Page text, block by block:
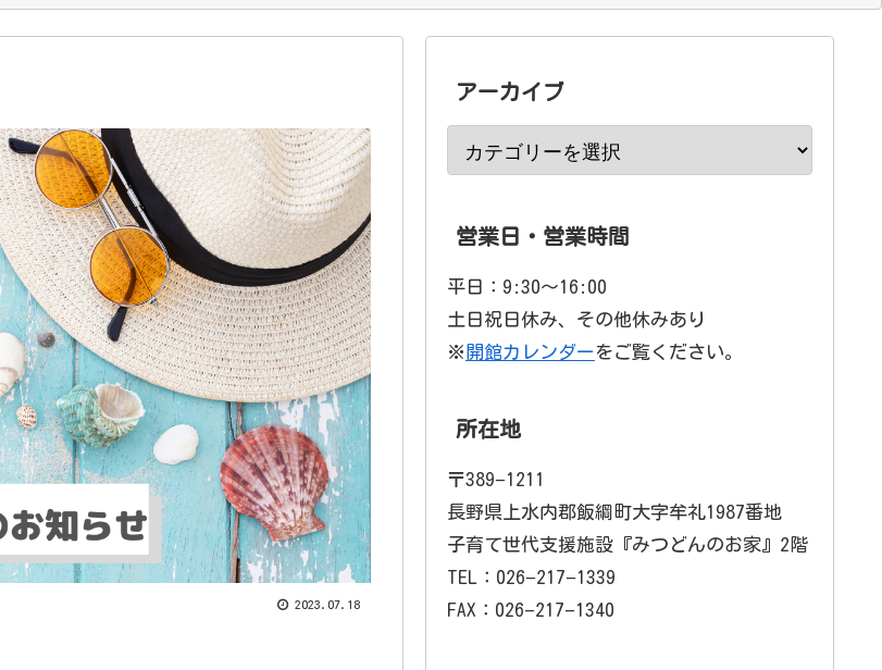
2023.07.18
アーカイブ
営業日・営業時間
平日：9:30〜16:00
土日祝日休み、その他休みあり
※ 開館カレンダーをご覧ください。
所在地
〒389−1211
長野県上水内郡飯綱町大字牟礼1987番地
子育て世代支援施設『みつどんのお家』2階
TEL：026−217−1339
FAX：026−217−1340